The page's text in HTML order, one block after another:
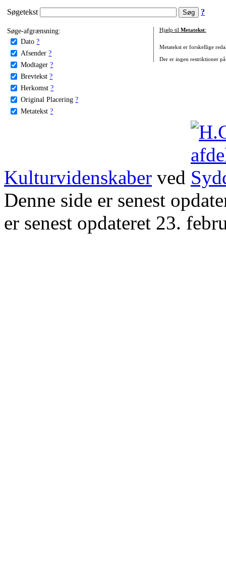
Søgetekst ?
Søge-afgrænsning:
Dato ?
Afsender ?
Modtager ?
Brevtekst ?
Herkomst ?
Original Placering ?
Metatekst ?
Hjælp til Metatekst:
Metatekst er forskellige
Der er ingen restriktioner
Kulturvidenskaber ved
Denne side er senest
er senest opdateret 23.